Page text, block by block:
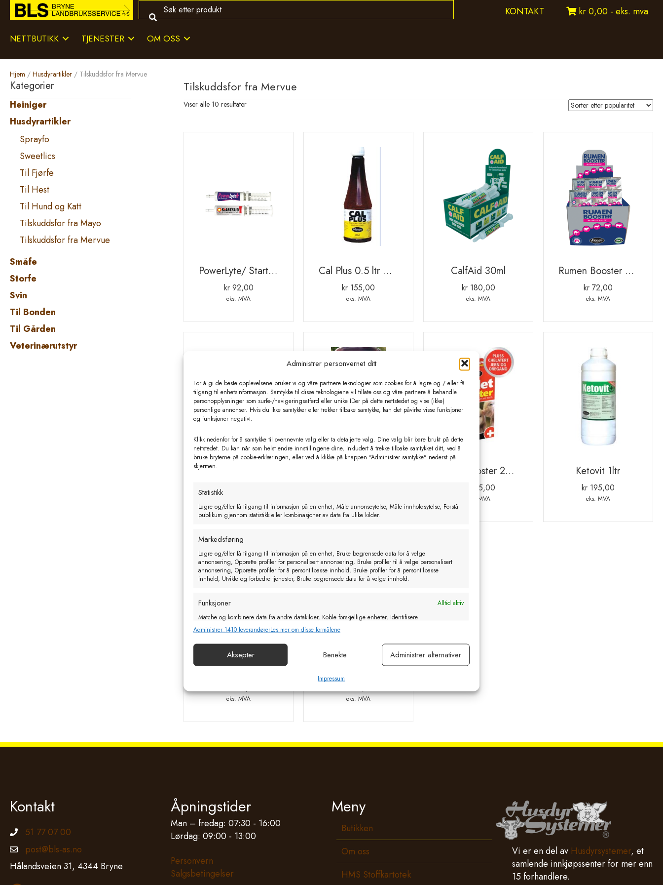
Administrer personvernet ditt
For å gi de beste opplevelsene bruker vi og våre partnere teknologier som cookies for å lagre og / eller få
tilgang til enhetsinformasjon. Samtykke til disse teknologiene vil tillate oss og våre partnere å behandle
personopplysninger som surfe-/navigeringsatferd eller unike IDer på dette nettstedet og vise (ikke)
personlige annonser. Hvis du ikke samtykker eller trekker tilbake samtykke, kan det påvirke visse funksjoner
og funksjoner negativt.
Klikk nedenfor for å samtykke til ovennevnte valg eller ta detaljerte valg. Dine valg blir bare brukt på dette
nettstedet. Du kan når som helst endre innstillingene dine, inkludert å trekke tilbake samtykket ditt, ved å
bruke bryterne på cookie-erklæringen, eller ved å klikke på knappen "Administrer samtykke" nederst på
skjermen.
Statistikk
Lagre og/eller få tilgang til informasjon på en enhet, Måle annonseytelse, Måle innholdsytelse, Forstå
publikum gjennom statistikk eller kombinasjoner av data fra ulike kilder.
Markedsføring
Lagre og/eller få tilgang til informasjon på en enhet, Bruke begrensede data for å velge
annonsering, Opprette profiler for personalisert annonsering, Bruke profiler til å velge personalisert
annonsering, Opprette profiler for å persontilpasse innhold, Bruke profiler for å persontilpasse
innhold, Utvikle og forbedre tjenester, Bruke begrensede data for å velge innhold.
Funksjoner
Alltid aktiv
Matche og kombinere data fra andre datakilder, Koble forskjellige enheter, Identifisere
enheter basert på informasjon som overføres automatisk.
Sørge for sikkerhet, forhindre og oppdage svindel og rette feil, Levere
og vise annonser og innhold, Lagre og kommunisere personvernvalg.
Alltid aktiv
Administrer 1410 leverandørerLes mer om disse formålene
Aksepter Benekte Administrer alternativer
Impressum
KONTAKT kr 0,00 - eks. mva
NETTBUTIKK TJENESTER OM OSS
Hjem / Husdyrartikler / Tilskuddsfor fra Mervue
Kategorier
Heiniger
Husdyrartikler
Sprayfo
Sweetlics
Til Fjørfe
Til Hest
Til Hund og Katt
Tilskuddsfor fra Mayo
Tilskuddsfor fra Mervue
Småfe
Storfe
Svin
Til Bonden
Til Gården
Veterinærutstyr
Tilskuddsfor fra Mervue
Viser alle 10 resultaterSortert
PowerLyte/ StartAid 60ml
kr92,00
eks. MVA
Cal Plus 0.5 ltr mot melkefeber
kr 155,00
eks. MVA
CalfAid 30ml
kr180,00
eks. MVA
Rumen Booster 100gr
kr72,00
eks. MVA
Piglet booster 250 ml
455,00
eks. MVA
Ketovit 1ltr
kr195,00
eks. MVA
Milkshake + C-Guard 7.5 kg
eks. MVA
Pro-Bio Plus 1kg til hest
eks. MVA
Kontakt
Telefonnummer
51 77 07 00
Epostadresse
post@bls-as.no
Hålandsveien 31, 4344 Bryne
Åpningstider
Man – fredag: 07:30 - 16:00
Lørdag: 09:00 - 13:00
Personvern
Salgsbetingelser
Meny
Butikken
Om oss
HMS Stoffkartotek
Vi er en del av Husdyrsystemer, et
samlende innkjøpssenter for mer enn
15 forhandlere.